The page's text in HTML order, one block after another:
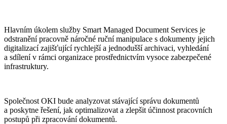
Hlavním úkolem služby Smart Managed Document Services je
odstranění pracovně náročné ruční manipulace s dokumenty jejich
digitalizací zajišťující rychlejší a jednodušší archivaci, vyhledání
a sdílení v rámci organizace prostřednictvím vysoce zabezpečené
infrastruktury.
Společnost OKI bude analyzovat stávající správu dokumentů
a poskytne řešení, jak optimalizovat a zlepšit účinnost pracovních
postupů při zpracování dokumentů.